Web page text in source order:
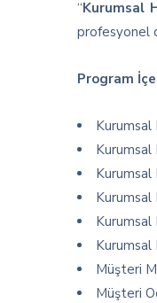
“Kurumsal
profesyonel
Program
Kurumsal
Kurumsal
Müşteri
Müşteri